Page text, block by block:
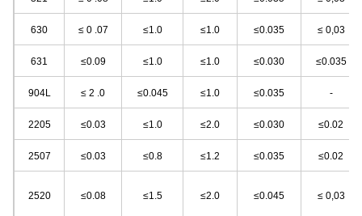
630 ≤ 0 .07 ≤1.0 ≤1.0 ≤0.035 ≤ 0,03
631 ≤0.09 ≤1.0 ≤1.0 ≤0.030 ≤0.035
904L ≤ 2 .0 ≤0.045 ≤1.0 ≤0.035 -
2205 ≤0.03 ≤1.0 ≤2.0 ≤0.030 ≤0.02
2507 ≤0.03 ≤0.8 ≤1.2 ≤0.035 ≤0.02
2520 ≤0.08 ≤1.5 ≤2.0 ≤0.045 ≤ 0,03